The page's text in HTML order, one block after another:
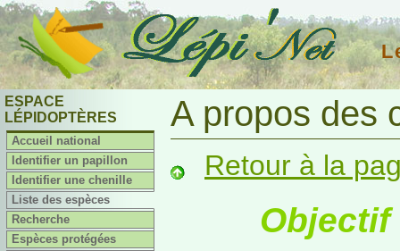
ESPACE
LÉPIDOPTÈRES
Accueil national
Identifier un papillon
Identifier une chenille
Liste des espèces
Recherche
Espèces protégées
A propos des
Retour à la
Objectif